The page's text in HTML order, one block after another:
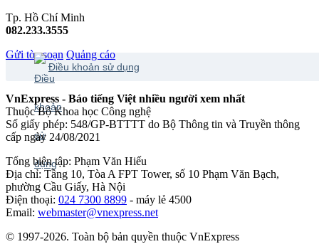
Tp. Hồ Chí Minh
082.233.3555
Gửi tòa soạn Quảng cáo
Điều khoản sử dụng
VnExpress - Báo tiếng Việt nhiều người xem nhất
Thuộc Bộ Khoa học Công nghệ
Số giấy phép: 548/GP-BTTTT do Bộ Thông tin và Truyền thông
cấp ngày 24/08/2021
Tổng biên tập: Phạm Văn Hiếu
Địa chỉ: Tầng 10, Tòa A FPT Tower, số 10 Phạm Văn Bạch,
phường Cầu Giấy, Hà Nội
Điện thoại: 024 7300 8899 - máy lẻ 4500
Email: webmaster@vnexpress.net
© 1997-2026. Toàn bộ bản quyền thuộc VnExpress